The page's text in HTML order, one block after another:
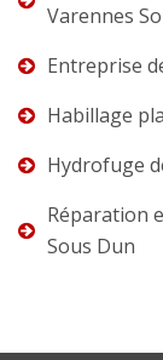
Varennes
Entreprise
Habillage
Hydrofuge
Réparation
Sous Dun